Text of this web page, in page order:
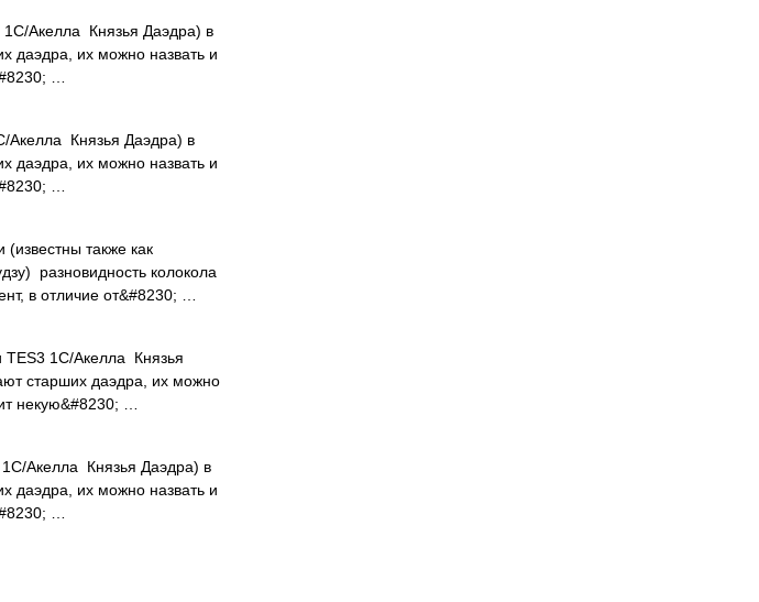
Акелла Князья Даэдра) в
даэдра, их можно назвать и
…
Акелла Князья Даэдра) в
даэдра, их можно назвать и
…
также как
разновидность колокола
в отличие от&#8230; …
1С/Акелла Князья
старших даэдра, их можно
некую&#8230; …
Акелла Князья Даэдра) в
даэдра, их можно назвать и
…